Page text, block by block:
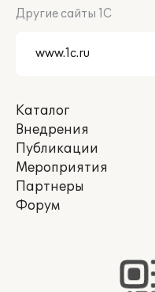
Другие сайты 1С
Каталог
Внедрения
Публикации
Мероприятия
Партнеры
Форум